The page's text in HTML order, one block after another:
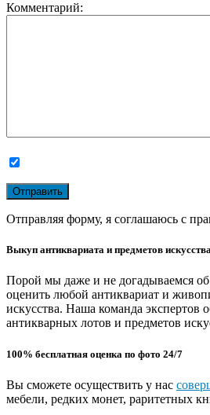
Комментарий:
Отправляя форму, я соглашаюсь с
Выкуп антиквариата и предметов
Порой мы даже и не догадываемся
оценить любой антиквариат и
искусства. Наша команда
антикварных лотов и предметов
100% бесплатная оценка по фото 24/7
Вы сможете осуществить у нас
мебели, редких монет, раритетных